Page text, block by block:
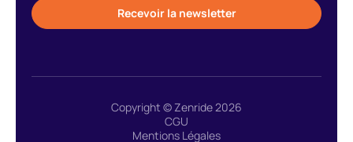
Recevoir la newsletter
Copyright © Zenride 2026
CGU
Mentions Légales